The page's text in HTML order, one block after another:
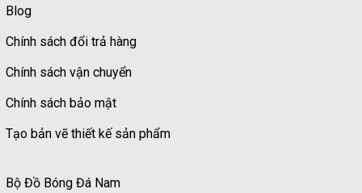
Blog
Chính sách đổi trả hàng
Chính sách vận chuyển
Chính sách bảo mật
Tạo bản vẽ thiết kế sản phẩm
Bộ Đồ Bóng Đá Nam